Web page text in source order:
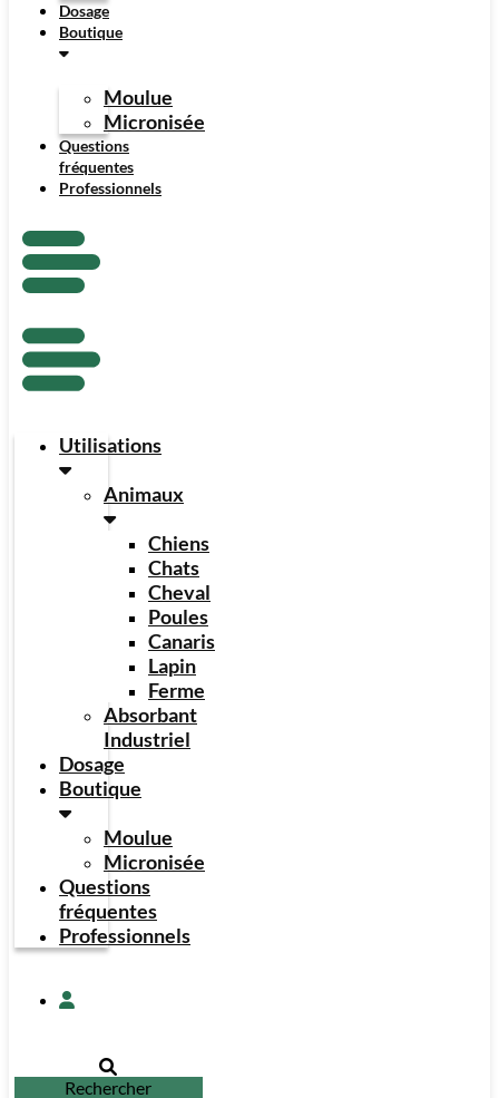
Dosage
Boutique
Moulue
Micronisée
Questions
fréquentes
Professionnels
Utilisations
Animaux
Chiens
Chats
Cheval
Poules
Canaris
Lapin
Ferme
Absorbant
Industriel
Dosage
Boutique
Moulue
Micronisée
Questions
fréquentes
Professionnels
Rechercher